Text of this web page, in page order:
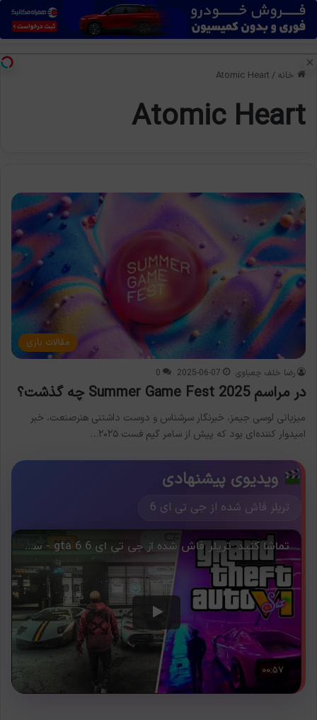
منو
خانه /
Atomic Heart
Atomic Heart
مقالات بازی
رضا خلف چعباوی 2025-06-07
0
در مراسم Summer Game Fest 2025 چه گذشت؟
میزبانی لوسی جیمز، خبرنگار سرشناس و دوست داشتنی هنرصنعت، خبر
امیدوار کننده‌ای بود که پیش از سامر گیم فست ۲۰۲۵…
ویدیوی پیشنهادی
تریلر فاش شده از جی تی ای 6